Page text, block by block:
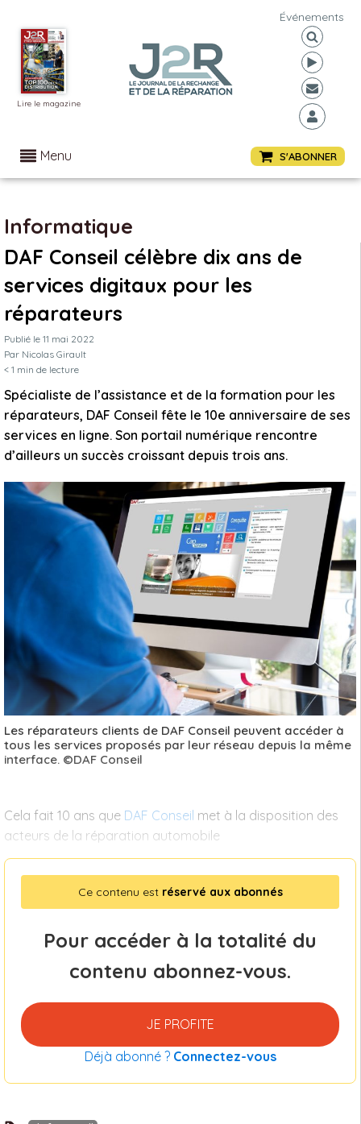
Lire le magazine
Événements
Menu S'ABONNER
Informatique
DAF Conseil célèbre dix ans de
services digitaux pour les
réparateurs
Publié le 11 mai 2022
Par Nicolas Girault
< 1 min de lecture
Spécialiste de l’assistance et de la formation pour les
réparateurs, DAF Conseil fête le 10e anniversaire de ses
services en ligne. Son portail numérique rencontre
d’ailleurs un succès croissant depuis trois ans.
Les réparateurs clients de DAF Conseil peuvent accéder à
tous les services proposés par leur réseau depuis la même
interface. ©DAF Conseil
Cela fait 10 ans que DAF Conseil met à la disposition des
acteurs de la réparation automobile
Ce contenu est réservé aux abonnés
Pour accéder à la totalité du
contenu abonnez-vous.
JE PROFITE
Déjà abonné ? Connectez-vous